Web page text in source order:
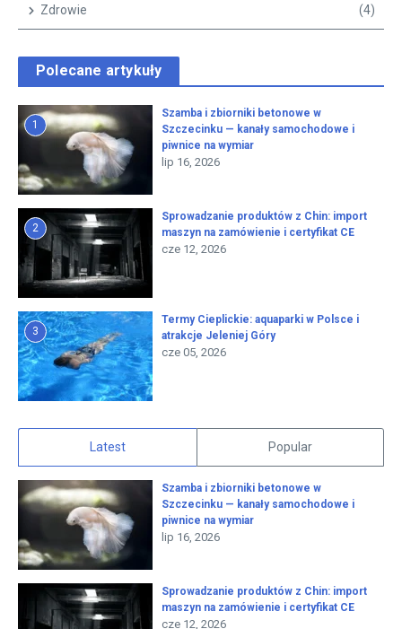
Zdrowie (4)
Polecane artykuły
1
Szamba i zbiorniki betonowe w
Szczecinku — kanały samochodowe i
piwnice na wymiar
lip 16, 2026
2
Sprowadzanie produktów z Chin: import
maszyn na zamówienie i certyfikat CE
cze 12, 2026
3
Termy Cieplickie: aquaparki w Polsce i
atrakcje Jeleniej Góry
cze 05, 2026
Latest Popular
Szamba i zbiorniki betonowe w
Szczecinku — kanały samochodowe i
piwnice na wymiar
lip 16, 2026
Sprowadzanie produktów z Chin: import
maszyn na zamówienie i certyfikat CE
cze 12, 2026